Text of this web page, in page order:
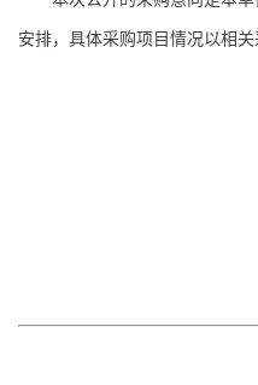
安排，具体采购项目情况以相关